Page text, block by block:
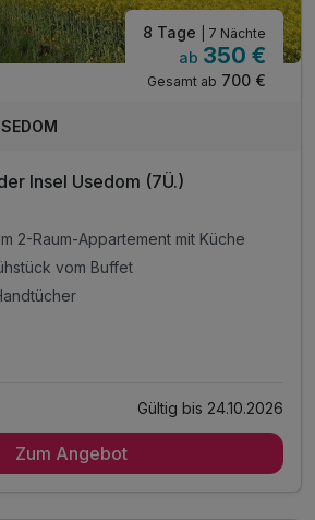
8 Tage | 7 Nächte
ab 350 €
Gesamt ab 700 €
Insel Usedom (7Ü.)
2-Raum-Appartement mit Küche
vom Buffet
vom Buffet
Gültig bis 24.10.2026
Zum Angebot